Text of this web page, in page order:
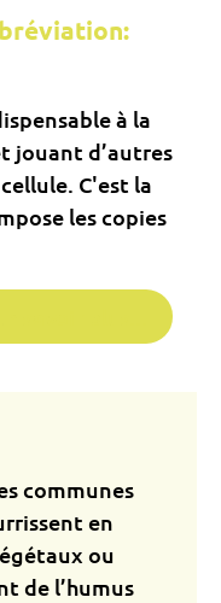
à la
jouant d’autres
C'est la
les copies
communes
en
ou
de l’humus